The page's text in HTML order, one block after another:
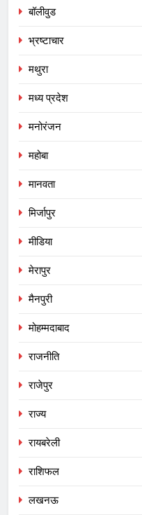
बॉलीवुड
भ्रष्टाचार
मथुरा
मध्य प्रदेश
मनोरंजन
महोबा
मानवता
मिर्जापुर
मीडिया
मेरापुर
मैनपुरी
मोहम्मदाबाद
राजनीति
राजेपुर
राज्य
रायबरेली
राशिफल
लखनऊ